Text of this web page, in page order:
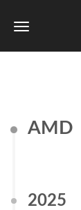
AMD
2025